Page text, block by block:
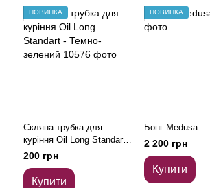
НОВИНКА
Скляна трубка для
куріння Oil Long Standart -
Темно-зелений
200 грн
Купити
НОВИНКА
Бонг Medusa
2 200 грн
Купити